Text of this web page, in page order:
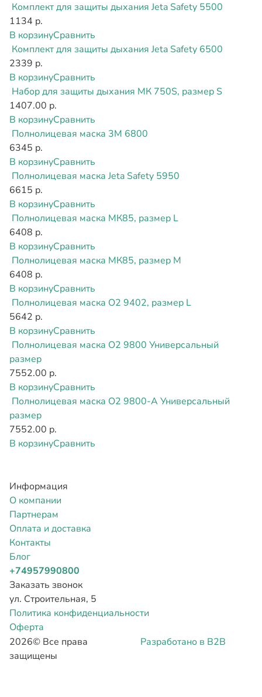
Комплект для защиты дыхания Jeta Safety 5500
1134 р.
В корзинуСравнить
Комплект для защиты дыхания Jeta Safety 6500
2339 р.
В корзинуСравнить
Набор для защиты дыхания МК 750S, размер S
1407.00 р.
В корзинуСравнить
Полнолицевая маска 3М 6800
6345 р.
В корзинуСравнить
Полнолицевая маска Jeta Safety 5950
6615 р.
В корзинуСравнить
Полнолицевая маска МК85, размер L
6408 р.
В корзинуСравнить
Полнолицевая маска МК85, размер M
6408 р.
В корзинуСравнить
Полнолицевая маска О2 9402, размер L
5642 р.
В корзинуСравнить
Полнолицевая маска О2 9800 Универсальный
размер
7552.00 р.
В корзинуСравнить
Полнолицевая маска О2 9800-А Универсальный
размер
7552.00 р.
В корзинуСравнить
Информация
О компании
Партнерам
Оплата и доставка
Контакты
Блог
+74957990800
Заказать звонок
ул. Строительная, 5
Политика конфиденциальности
Оферта
2026© Все права
защищены
Разработано в B2B